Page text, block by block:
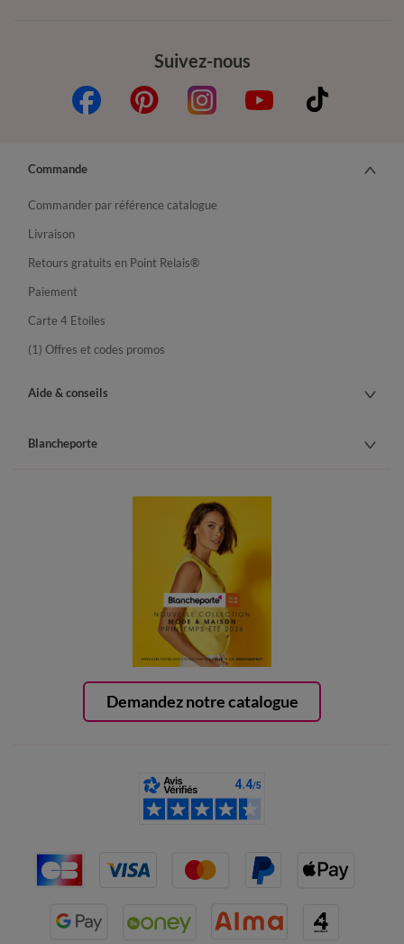
Suivez-nous
Demandez notre catalogue
Commande
Commander par référence catalogue
Livraison
Retours gratuits en Point Relais®
Paiement
Carte 4 Etoiles
(1) Offres et codes promos
Aide & conseils
Blancheporte